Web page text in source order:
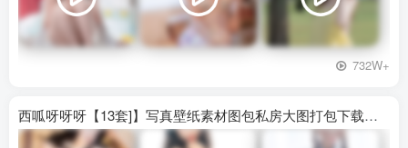
732W+
西呱呀呀呀【13套]】写真壁纸素材图包私房大图打包下载百度网盘